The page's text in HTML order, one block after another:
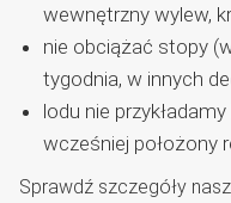
wewnętrzny wylew,
nie obciążać stopy
tygodnia, w innych
lodu nie
wcześniej położony
Sprawdź szczegóły